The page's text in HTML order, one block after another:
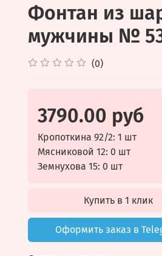
Фонтан из
мужчины №
(0)
3790.00 руб
Кропоткина 92/2: 1 шт
Мясниковой 12: 0 шт
Земнухова 15: 0 шт
Купить в 1 клик
Оформить заказ в